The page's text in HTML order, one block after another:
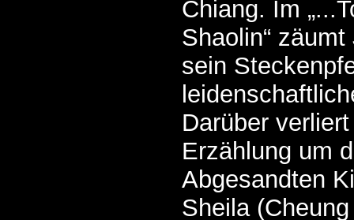
Chiang. Im
Shaolin“
sein
Darüber
Erzählung um
Abgesandten
Sheila